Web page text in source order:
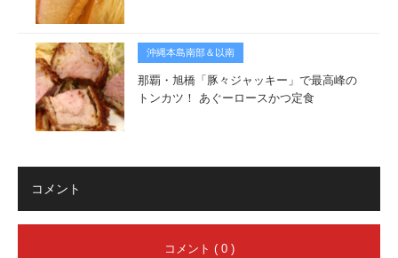
沖縄本島南部＆以南
那覇・旭橋「豚々ジャッキー」で最高峰の
トンカツ！ あぐーロースかつ定食
コメント
コメント ( 0 )